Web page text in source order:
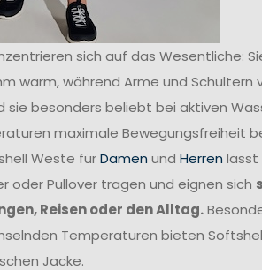
sich auf das Wesentliche:
warm, während Arme und Schultern
sie besonders beliebt bei aktiven
maximale Bewegungsfreiheit
Weste fürDamen und Herren lässt
oder Pullover tragen und eignen sich
Reisen oder den Alltag.
Temperaturen bieten
Jacke.